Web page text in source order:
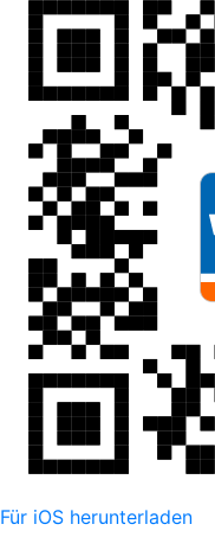
Für iOS herunterladen